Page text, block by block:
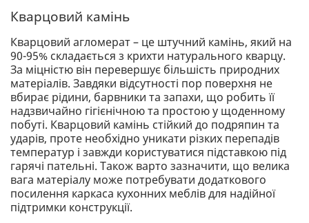
Кварцовий камінь
Кварцовий агломерат – це штучний камінь, який на
90-95% складається з крихти натурального кварцу.
За міцністю він перевершує більшість природних
матеріалів. Завдяки відсутності пор поверхня не
вбирає рідини, барвники та запахи, що робить її
надзвичайно гігієнічною та простою у щоденному
побуті. Кварцовий камінь стійкий до подряпин та
ударів, проте необхідно уникати різких перепадів
температур і завжди користуватися підставкою під
гарячі пательні. Також варто зазначити, що велика
вага матеріалу може потребувати додаткового
посилення каркаса кухонних меблів для надійної
підтримки конструкції.